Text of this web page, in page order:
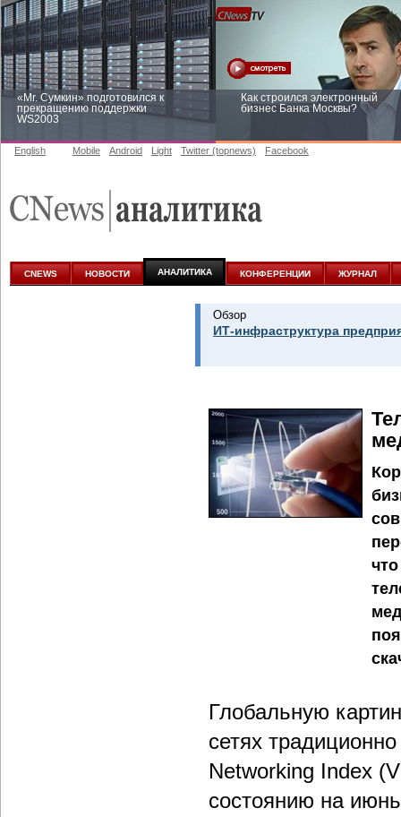
«Mr. Сумкин» подготовился к
прекращению поддержки
WS2003
Как строился электронный
бизнес Банка Москвы?
аналитике
English Mobile Android Light Twitter (topnews) Facebook
CNEWS НОВОСТИ АНАЛИТИКА КОНФЕРЕНЦИИ ЖУРНАЛ
Обзор
ИТ-инфраструктура
Глобальную
сетях
Networking Index
состоянию на